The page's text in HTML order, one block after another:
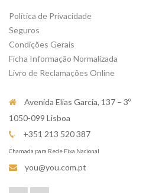
Política de Privacidade
Seguros
Condições Gerais
Ficha Informação Normalizada
Livro de Reclamações Online
Avenida Elias Garcia, 137 – 3º
1050-099 Lisboa
+351 213 520 387
Chamada para Rede Fixa Nacional
you@you.com.pt